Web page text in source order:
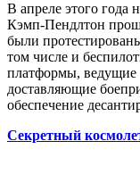
В апреле этого года
Кэмп-Пендлтон
были
том числе и
платформы, ведущие
доставляющие
обеспечение
Секретный